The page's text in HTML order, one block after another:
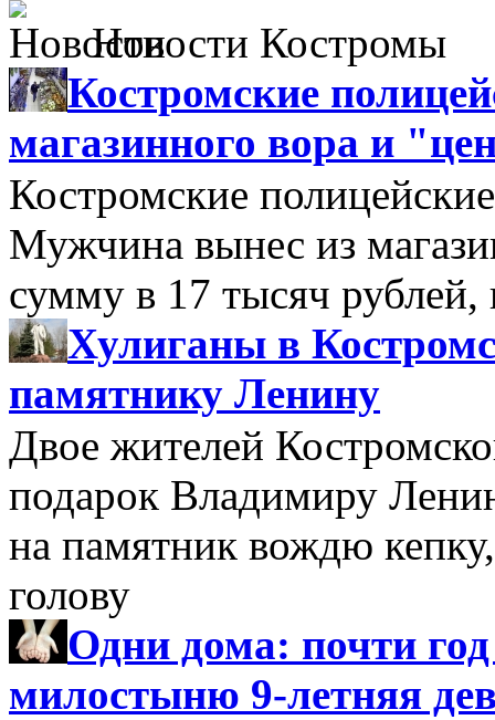
Новости Костромы
Костромские
магазинного вора и
Костромские
Мужчина вынес из
сумму в 17 тысяч рублей,
Хулиганы в
памятнику Ленину
Двое жителей
подарок Владимиру
на памятник вождю
голову
Одни дома: почти
милостыню 9-летняя